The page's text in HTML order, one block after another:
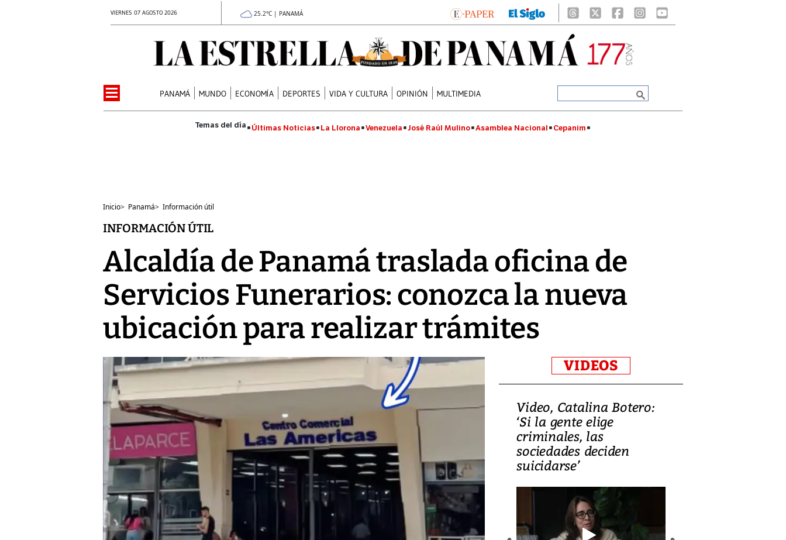
VIERNES 07 AGOSTO 2026 25.2°C | PANAMÁ
PANAMÁ MUNDO ECONOMÍA DEPORTES VIDA Y CULTURA OPINIÓN MULTIMEDIA
Últimas Noticias La Llorona Venezuela José Raúl Mulino Asamblea Nacional Cepanim
Inicio> Panamá> Información útil
INFORMACIÓN ÚTIL
Alcaldía de Panamá traslada oficina de
Servicios Funerarios: conozca la nueva
ubicación para realizar trámites
VIDEOS
Video, Japón: Terremoto
deja heridos y graves
daños en Kumamoto
Video, Catalina Botero:
‘Si la gente elige
criminales, las
sociedades deciden
suicidarse’